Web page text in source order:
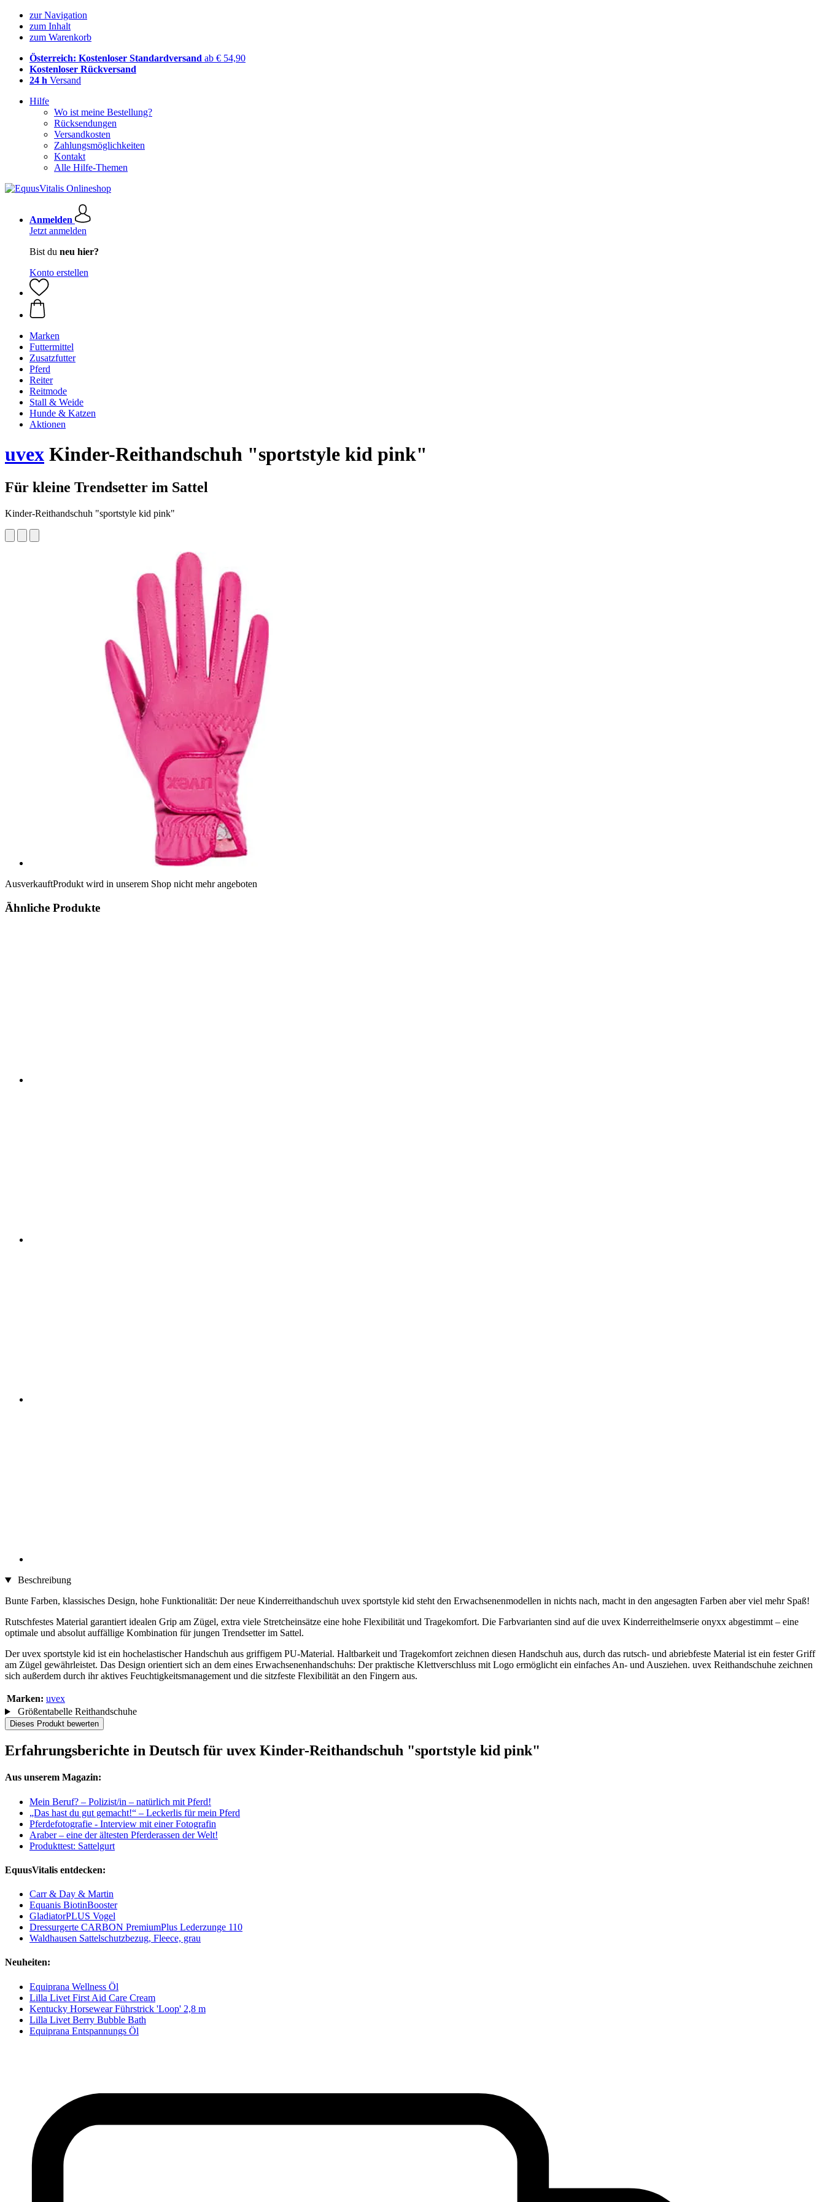
zur Navigation
zum Inhalt
zum Warenkorb
Österreich: Kostenloser Standardversand ab € 54,90
Kostenloser Rückversand
24 h Versand
Hilfe
Wo ist meine Bestellung?
Rücksendungen
Versandkosten
Zahlungsmöglichkeiten
Kontakt
Alle Hilfe-Themen
Anmelden
Jetzt anmelden
Bist du neu hier?
Konto erstellen
Marken
Futtermittel
Zusatzfutter
Pferd
Reiter
Reitmode
Stall & Weide
Hunde & Katzen
Aktionen
uvex Kinder-Reithandschuh "sportstyle kid pink"
Für kleine Trendsetter im Sattel
Kinder-Reithandschuh "sportstyle kid pink"
AusverkauftProdukt wird in unserem Shop nicht mehr angeboten
Ähnliche Produkte
Beschreibung
Bunte Farben, klassisches Design, hohe Funktionalität: Der neue Kinderreithandschuh uvex sportstyle kid steht den Erwachsenenmodellen in nichts nach, macht in den angesagten Farben aber viel mehr Spaß!
Rutschfestes Material garantiert idealen Grip am Zügel, extra viele Stretcheinsätze eine hohe Flexibilität und Tragekomfort. Die Farbvarianten sind auf die uvex Kinderreithelmserie onyxx abgestimmt – eine
optimale und absolut auffällige Kombination für jungen Trendsetter im Sattel.
Der uvex sportstyle kid ist ein hochelastischer Handschuh aus griffigem PU-Material. Haltbarkeit und Tragekomfort zeichnen diesen Handschuh aus, durch das rutsch- und abriebfeste Material ist ein fester Griff
am Zügel gewährleistet. Das Design orientiert sich an dem eines Erwachsenenhandschuhs: Der praktische Klettverschluss mit Logo ermöglicht ein einfaches An- und Ausziehen. uvex Reithandschuhe zeichnen
sich außerdem durch ihr aktives Feuchtigkeitsmanagement und die sitzfeste Flexibilität an den Fingern aus.
Marken: uvex
Größentabelle Reithandschuhe
Dieses Produkt bewerten
Erfahrungsberichte in Deutsch für uvex Kinder-Reithandschuh "sportstyle kid pink"
Aus unserem Magazin:
Mein Beruf? – Polizist/in – natürlich mit Pferd!
„Das hast du gut gemacht!“ – Leckerlis für mein Pferd
Pferdefotografie - Interview mit einer Fotografin
Araber – eine der ältesten Pferderassen der Welt!
Produkttest: Sattelgurt
EquusVitalis entdecken:
Carr & Day & Martin
Equanis BiotinBooster
GladiatorPLUS Vogel
Dressurgerte CARBON PremiumPlus Lederzunge 110
Waldhausen Sattelschutzbezug, Fleece, grau
Neuheiten:
Equiprana Wellness Öl
Lilla Livet First Aid Care Cream
Kentucky Horsewear Führstrick 'Loop' 2,8 m
Lilla Livet Berry Bubble Bath
Equiprana Entspannungs Öl